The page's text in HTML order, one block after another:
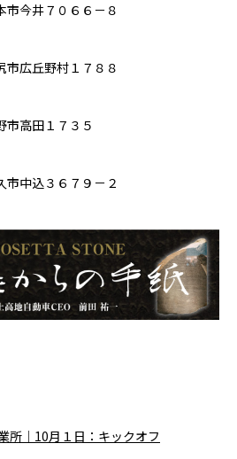
今井７０６６－８
広丘野村１７８８
高田１７３５
中込３６７９－２
所｜10月１日：キックオフ